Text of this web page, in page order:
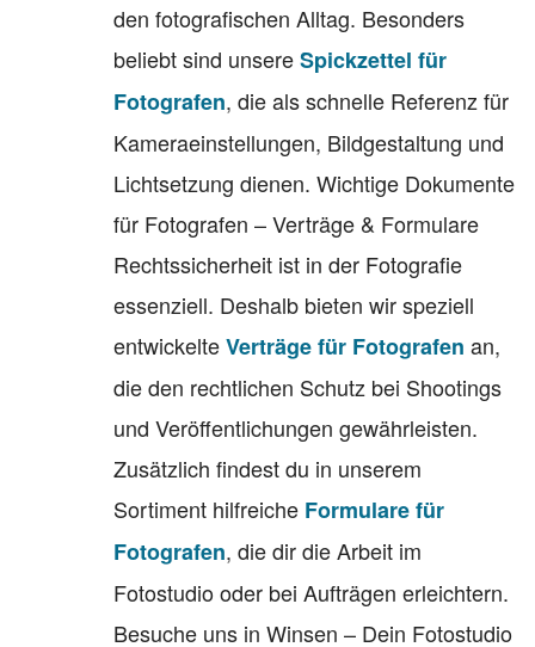
den fotografischen Alltag. Besonders
beliebt sind unsereSpickzettel für
Fotografen, die als schnelle Referenz für
Kameraeinstellungen, Bildgestaltung und
Lichtsetzung dienen. Wichtige Dokumente
für Fotografen – Verträge & Formulare
Rechtssicherheit ist in der Fotografie
essenziell. Deshalb bieten wir speziell
entwickelteVerträge für Fotografen an,
die den rechtlichen Schutz bei Shootings
und Veröffentlichungen gewährleisten.
Zusätzlich findest du in unserem
Sortiment hilfreiche Formulare für
Fotografen, die dir die Arbeit im
Fotostudio oder bei Aufträgen erleichtern.
Besuche uns in Winsen – Dein Fotostudio